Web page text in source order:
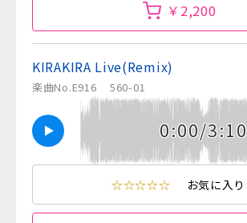
￥2,200
KIRAKIRA Live(Remix)
楽曲No.E916 560-01
0:00/3:10
☆☆☆☆☆ お気に入り